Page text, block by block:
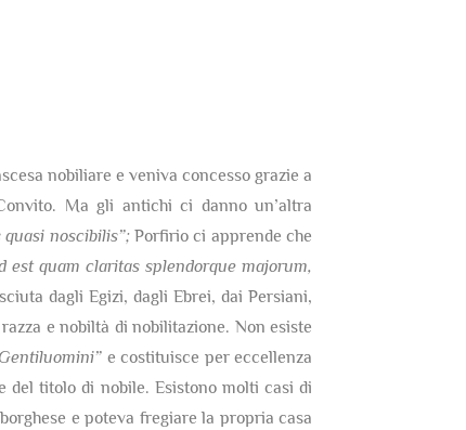
nobiliare e veniva concesso grazie a
Ma gli antichi ci danno un’altra
quasi noscibilis”; Porfirio ci apprende che
est quam claritas splendorque majorum,
dagli Egizi, dagli Ebrei, dai Persiani,
e nobiltà di nobilitazione. Non esiste
e costituisce per eccellenza
del titolo di nobile. Esistono molti casi di
e poteva fregiare la propria casa